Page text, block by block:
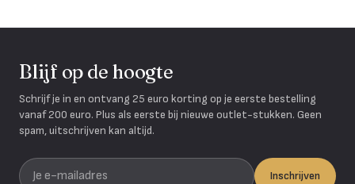
Blijf op de hoogte
Schrijf je in en ontvang 25 euro korting op je eerste bestelling
vanaf 200 euro. Plus als eerste bij nieuwe outlet-stukken. Geen
spam, uitschrijven kan altijd.
Je e-mailadres
Inschrijven